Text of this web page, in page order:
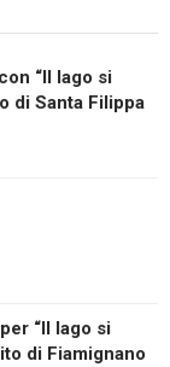
“Il lago si
di Santa Filippa
“Il lago si
di Fiamignano